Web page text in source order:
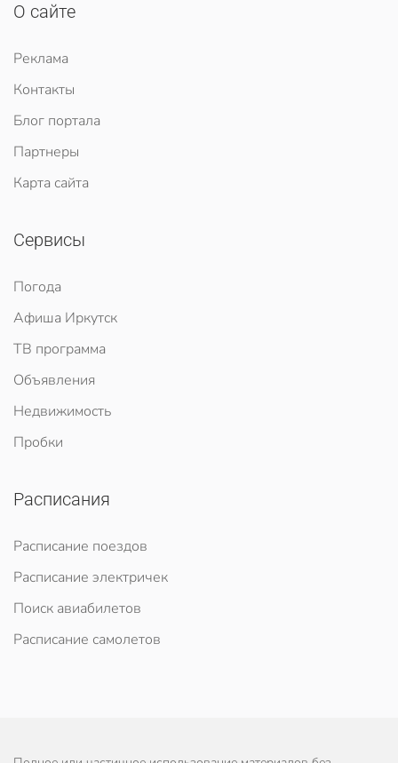
О сайте
Реклама
Контакты
Блог портала
Партнеры
Карта сайта
Сервисы
Погода
Афиша Иркутск
ТВ программа
Объявления
Недвижимость
Пробки
Расписания
Расписание поездов
Расписание электричек
Поиск авиабилетов
Расписание самолетов